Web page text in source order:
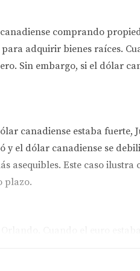
comprando
adquirir bienes raíces.
Sin embargo, si el dólar
canadiense estaba fuerte,
y el dólar canadiense se
asequibles. Este caso ilustra
plazo.
con su compra